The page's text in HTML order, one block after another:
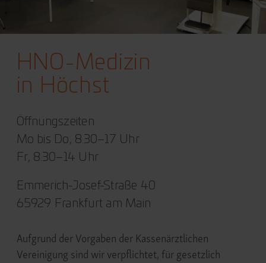
HNO-Medizin
in Höchst
Öffnungszeiten
Mo bis Do, 8.30–17 Uhr
Fr, 8.30–14 Uhr
Emmerich-Josef-Straße 40
65929 Frankfurt am Main
Aufgrund der Vorgaben der Kassenärztlichen
Vereinigung sind wir verpflichtet, für gesetzlich